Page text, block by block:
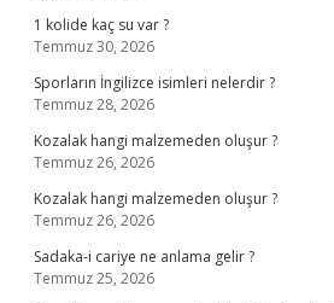
1 kolide kaç su var ?
Temmuz 30, 2026
Sporların İngilizce isimleri nelerdir ?
Temmuz 28, 2026
Kozalak hangi malzemeden oluşur ?
Temmuz 26, 2026
Kozalak hangi malzemeden oluşur ?
Temmuz 26, 2026
Sadaka-i cariye ne anlama gelir ?
Temmuz 25, 2026